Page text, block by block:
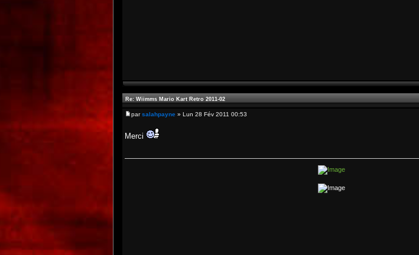
Re: Wiimms Mario Kart Retro 2011-02
parsalahpayne » Lun 28 Fév 2011 00:53
Merci